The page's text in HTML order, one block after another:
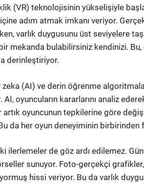
(VR) teknolojisinin yükselişiyle
adım atmak imkanı veriyor.
varlık duygusunu üst seviyelere
mekanda bulabilirsiniz kendinizi.
derinleştiriyor.
(AI) ve derin öğrenme
AI, oyuncuların kararlarını analiz
oyuncunun tepkilerine göre
da her oyun deneyiminin birbirinden
ilerlemeler de göz ardı edilemez.
sunuyor. Foto-gerçekçi
hissi veriyor. Bu da varlık